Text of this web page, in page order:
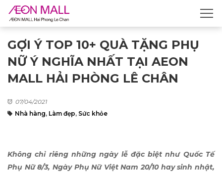
GỢI Ý TOP 10+ QUÀ TẶNG PHỤ
NỮ Ý NGHĨA NHẤT TẠI AEON
MALL HẢI PHÒNG LÊ CHÂN
07/04/2021
Nhà hàng, Làm đẹp, Sức khỏe
Không chỉ riêng những ngày lễ đặc biệt như Quốc Tế
Phụ Nữ 8/3, Ngày Phụ Nữ Việt Nam 20/10 hay sinh nhật,